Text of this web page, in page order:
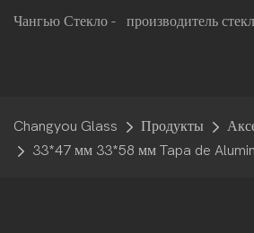
Чангью Стекло - производитель
Changyou Glass Продукты
33*47 мм 33*58 мм Tapa de